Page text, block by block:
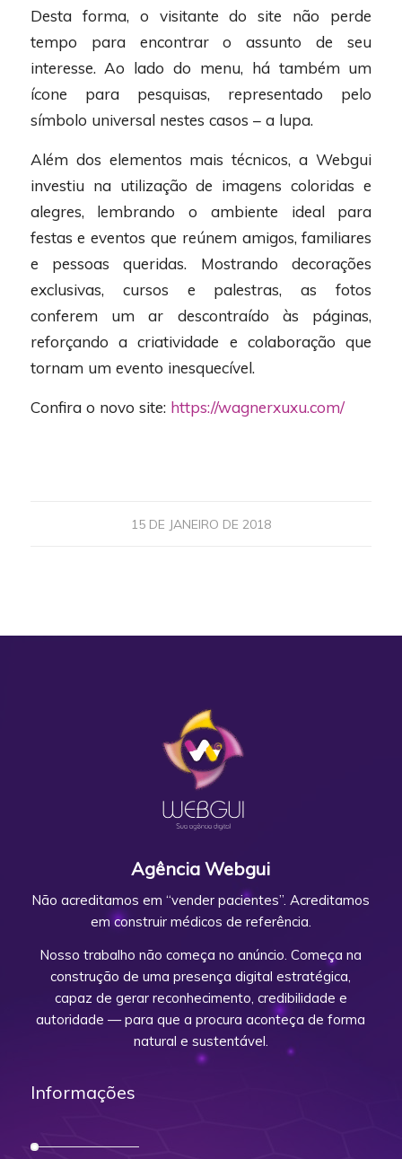
Desta forma, o visitante do site não perde
tempo para encontrar o assunto de seu
interesse. Ao lado do menu, há também um
ícone para pesquisas, representado pelo
símbolo universal nestes casos – a lupa.
Além dos elementos mais técnicos, a Webgui
investiu na utilização de imagens coloridas e
alegres, lembrando o ambiente ideal para
festas e eventos que reúnem amigos, familiares
e pessoas queridas. Mostrando decorações
exclusivas, cursos e palestras, as fotos
conferem um ar descontraído às páginas,
reforçando a criatividade e colaboração que
tornam um evento inesquecível.
Confira o novo site: https://wagnerxuxu.com/
15 DE JANEIRO DE 2018
Agência Webgui
Não acreditamos em “vender pacientes”. Acreditamos
em construir médicos de referência.
Nosso trabalho não começa no anúncio. Começa na
construção de uma presença digital estratégica,
capaz de gerar reconhecimento, credibilidade e
autoridade — para que a procura aconteça de forma
natural e sustentável.
Informações